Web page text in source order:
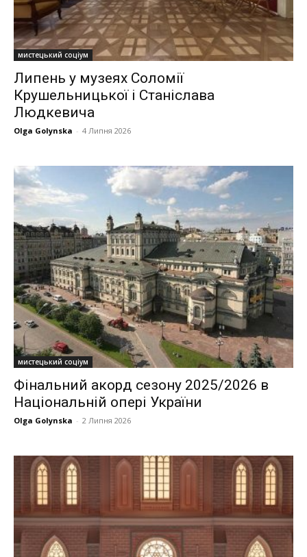
мистецький соціум
Липень у музеях Соломії
Крушельницької і Станіслава
Людкевича
Olga Golynska - 4 Липня 2026
мистецький соціум
Фінальний акорд сезону 2025/2026 в
Національній опері України
Olga Golynska - 2 Липня 2026